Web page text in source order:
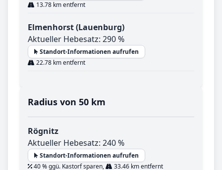
13.78 km entfernt
Elmenhorst (Lauenburg)
Aktueller Hebesatz: 290 %
Standort-Informationen aufrufen
22.78 km entfernt
Radius von 50 km
Rögnitz
Aktueller Hebesatz: 240 %
Standort-Informationen aufrufen
40 % ggü. Kastorf sparen,
33.46 km entfernt